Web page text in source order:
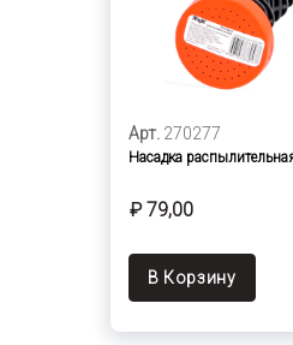
Арт. 270277
Насадка
₽ 79,00
В Корзину